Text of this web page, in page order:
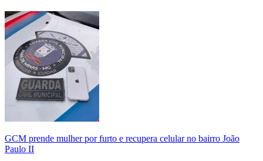
GCM prende mulher por furto e recupera celular no bairro João
Paulo II